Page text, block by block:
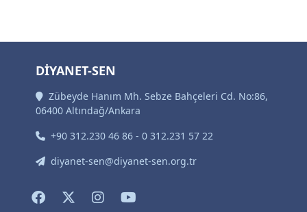
DİYANET-SEN
Zübeyde Hanım Mh. Sebze Bahçeleri Cd. No:86,
06400 Altındağ/Ankara
+90 312.230 46 86 - 0 312.231 57 22
diyanet-sen@diyanet-sen.org.tr